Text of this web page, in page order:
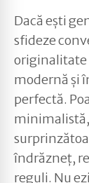
Dacă ești
sfideze
originalitate
modernă și
perfectă.
îndrăzneț,
reguli. Nu